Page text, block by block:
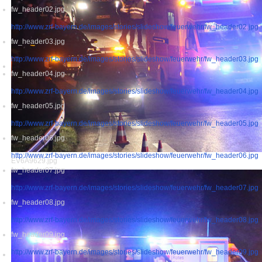
EV6A9629.jpg
fw_header02.jpg
http://www.zrf-bayern.de/images/stories/slideshow/feuerwehr/fw_header02.jpg
fw_header03.jpg
http://www.zrf-bayern.de/images/stories/slideshow/feuerwehr/fw_header03.jpg
fw_header04.jpg
http://www.zrf-bayern.de/images/stories/slideshow/feuerwehr/fw_header04.jpg
fw_header05.jpg
http://www.zrf-bayern.de/images/stories/slideshow/feuerwehr/fw_header05.jpg
fw_header06.jpg
http://www.zrf-bayern.de/images/stories/slideshow/feuerwehr/fw_header06.jpg
fw_header07.jpg
http://www.zrf-bayern.de/images/stories/slideshow/feuerwehr/fw_header07.jpg
fw_header08.jpg
http://www.zrf-bayern.de/images/stories/slideshow/feuerwehr/fw_header08.jpg
fw_header09.jpg
http://www.zrf-bayern.de/images/stories/slideshow/feuerwehr/fw_header09.jpg